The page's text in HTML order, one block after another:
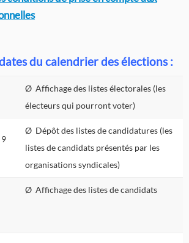
du calendrier des élections :
Ø Affichage des listes électorales (les
électeurs qui pourront voter)
Ø Dépôt des listes de candidatures (les
listes de candidats présentés par les
organisations syndicales)
Ø Affichage des listes de candidats